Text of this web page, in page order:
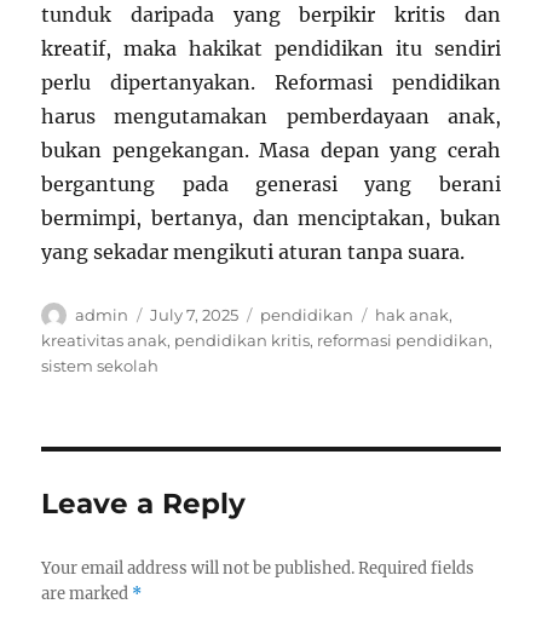
tunduk daripada yang berpikir kritis dan
kreatif, maka hakikat pendidikan itu sendiri
perlu dipertanyakan. Reformasi pendidikan
harus mengutamakan pemberdayaan anak,
bukan pengekangan. Masa depan yang cerah
bergantung pada generasi yang berani
bermimpi, bertanya, dan menciptakan, bukan
yang sekadar mengikuti aturan tanpa suara.
Author
admin
Posted
on
July 7, 2025 Categories
pendidikan Tags
hak anak,
kreativitas anak, pendidikan kritis, reformasi pendidikan,
sistem sekolah
Leave a Reply
Your email address will not be published. Required fields
are marked *